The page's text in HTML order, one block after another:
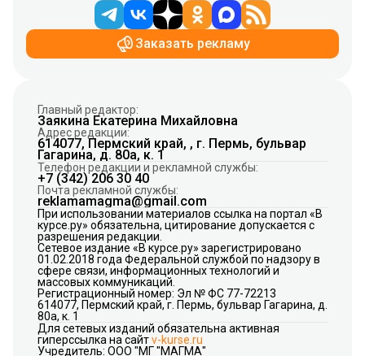
Заказать рекламу
Главный редактор:
Заякина Екатерина Михайловна
Адрес редакции:
614077, Пермский край, , г. Пермь, бульвар
Гагарина, д. 80а, к. 1
Телефон редакции и рекламной службы:
+7 (342) 206 30 40
Почта рекламной службы:
reklamamagma@gmail.com
При использовании материалов ссылка на портал «В
курсе.ру» обязательна, цитирование допускается с
разрешения редакции.
Сетевое издание «В курсе.ру» зарегистрировано
01.02.2018 года Федеральной службой по надзору в
сфере связи, информационных технологий и
массовых коммуникаций.
Регистрационный номер: Эл № ФС 77-72213
614077, Пермский край, г. Пермь, бульвар Гагарина, д.
80а, к. 1
Для сетевых изданий обязательна активная
гиперссылка на сайтv-kurse.ru
Учредитель: ООО "МГ "МАГМА"